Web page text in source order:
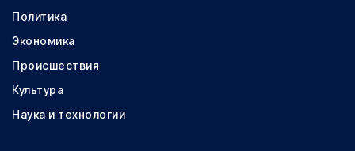
Политика
Экономика
Происшествия
Культура
Наука и технологии